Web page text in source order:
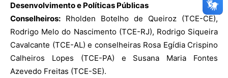
Desenvolvimento e Políticas Públicas
Conselheiros: Rholden Botelho de Queiroz (TCE-CE),
Rodrigo Melo do Nascimento (TCE-RJ), Rodrigo Siqueira
Cavalcante (TCE-AL) e conselheiras Rosa Egídia Crispino
Calheiros Lopes (TCE-PA) e Susana Maria Fontes
Azevedo Freitas (TCE-SE).